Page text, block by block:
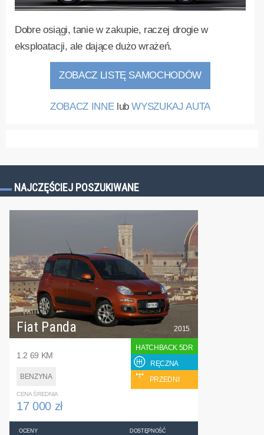
Dobre osiągi, tanie w zakupie, raczej drogie w
eksploatacji, ale dające dużo wrażeń.
ZOBACZ LISTĘ SAMOCHODÓW
ZOBACZ INNElubWYSZUKAJ AUTA
NAJCZĘŚCIEJ POSZUKIWANE
Fiat Panda
1.2 69 KM
BENZYNA
2015
HATCHBACK 5DR
RĘCZNA
PRZEDNI
CENA ŚREDNIA
17 000 zł
OCENY DOSTĘPNOŚĆ